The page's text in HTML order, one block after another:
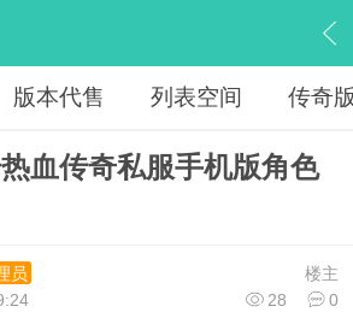
专区 › 内容
版本代售 列表空间 传奇
血传奇私服手机版角色
楼主
员
28
0